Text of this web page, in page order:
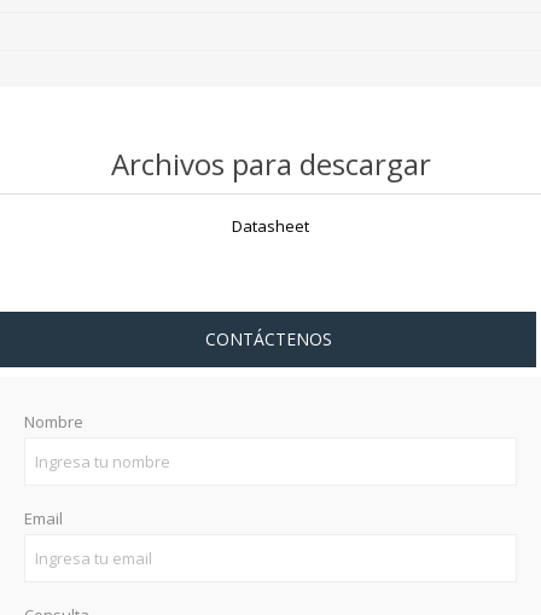
Archivos para descargar
Datasheet
CONTÁCTENOS
Nombre
Email